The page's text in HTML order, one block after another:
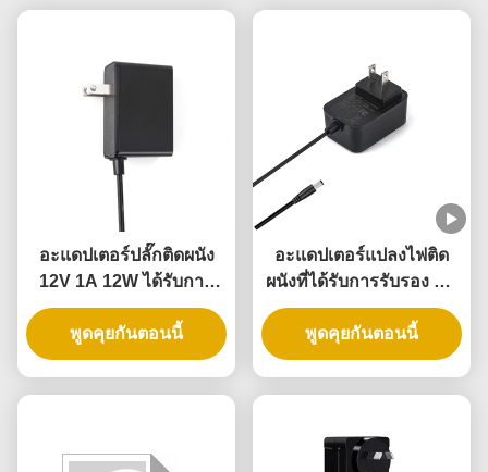
อะแดปเตอร์ปลั๊กติดผนัง
12V 1A 12W ได้รับการ
รับรอง UL พร้อมการรับ
ประกัน 3 ปี และการ
ป้องกันหลายรูปแบบ
พูดคุยกันตอนนี้
อะแดปเตอร์แปลงไฟติด
ผนังที่ได้รับการรับรอง UL
พร้อมเอาต์พุต 5V 12V
24V และกำลังไฟ 12W
24W สำหรับล็อคประตู
พูดคุยกันตอนนี้